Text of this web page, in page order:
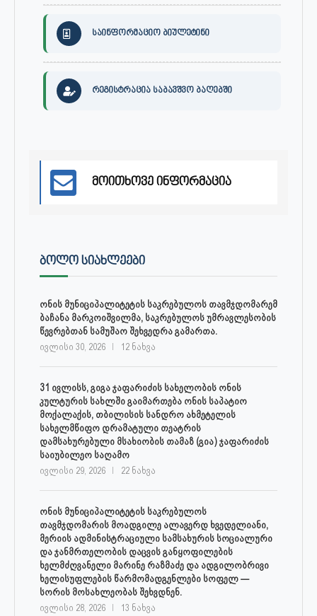
საინფორმაციო ბიულეტინი
რეგისტრაცია საბავშვო ბაღებში
მოითხოვე ინფორმაცია
ᲑᲝᲚᲝ ᲡᲘᲐᲮᲚᲔᲔᲑᲘ
ონის მუნიციპალიტეტის საკრებულოს თავმჯდომარემ
ბაჩანა მარკოიშვილმა, საკრებულოს უმრავლესობის
წევრებთან სამუშაო შეხვედრა გამართა.
ივლისი 30, 2026 12 ნახვა
31 ივლისს, გიგა ჯაფარიძის სახელობის ონის
კულტურის სახლში გაიმართება ონის საპატიო
მოქალაქის, თბილისის სანდრო ახმეტელის
სახელმწიფო დრამატული თეატრის
დამსახურებული მსახიობის თამაზ (გია) ჯაფარიძის
საიუბილეო საღამო
ივლისი 29, 2026 22 ნახვა
ონის მუნიციპალიტეტის საკრებულოს
თავმჯდომარის მოადგილე ალავერდ ხვედელიანი,
მერიის ადმინისტრაციული სამსახურის სოციალური
და ჯანმრთელობის დაცვის განყოფილების
ხელმძღვანელი მარინე რაზმაძე და ადგილობრივი
ხელისუფლების წარმომადგენლები სოფელ —
სორის მოსახლეობას შეხვდნენ.
ივლისი 28, 2026 13 ნახვა